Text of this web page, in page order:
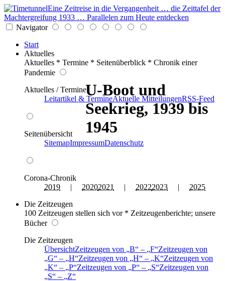
Eine Zeitreise in die Vergangenheit … die Zeittafel der
Machtergreifung 1933 … Parallelen zum Heute entdecken
Navigator
Start
Aktuelles
Aktuelles * Termine * Seitenüberblick * Chronik einer
Pandemie
Aktuelles / Termine
Leitartikel & TermineAktuelle MitteilungenRSS-Feed
Seitenübersicht
SitemapImpressumDatenschutz
Corona-Chronik
2019 | 20202021 | 20222023 | 2025
Die Zeitzeugen
100 Zeitzeugen stellen sich vor * Zeitzeugenberichte; unsere
Bücher
Die Zeitzeugen
ÜbersichtZeitzeugen von B – F Zeitzeugen von
G
– H Zeitzeugen von H – K Zeitzeugen von
K
– P Zeitzeugen von P – S Zeitzeugen von
S
–
Z
U-Boot und
Seekrieg, 1939 bis
1945